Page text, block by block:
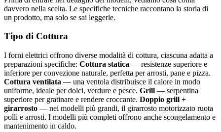
davvero nella scelta. Le specifiche tecniche raccontano la storia di
un prodotto, ma solo se sai leggerle.
Tipo di Cottura
I forni elettrici offrono diverse modalità di cottura, ciascuna adatta a
preparazioni specifiche: Cottura statica — resistenze superiore e
inferiore per convezione naturale, perfetta per arrosti, pane e pizza.
Cottura ventilata — una ventola distribuisce il calore in modo
uniforme, ideale per dolci, verdure e pesce. Grill — serpentina
superiore per gratinare e rendere croccante. Doppio grill +
girarrosto — nei modelli più grandi, il girarrosto motorizzato ruota
polli e arrosti. I modelli più completi offrono anche scongelamento e
mantenimento in caldo.